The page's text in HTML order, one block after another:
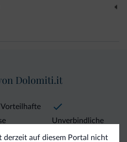
derzeit auf diesem Portal nicht
Dolomiti.it
Vorteilhafte
Unverbindliche
Anfragen